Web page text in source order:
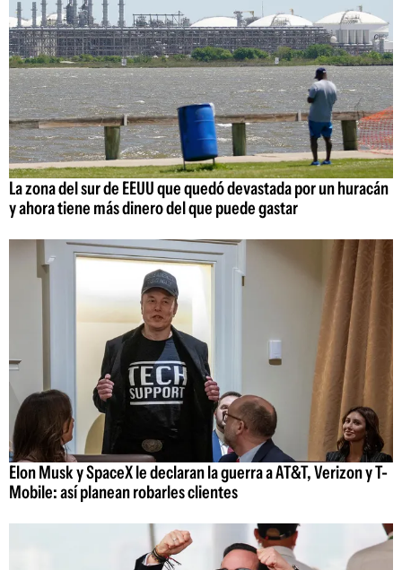
La zona del sur de EEUU que quedó devastada por un huracán
y ahora tiene más dinero del que puede gastar
Elon Musk y SpaceX le declaran la guerra a AT&T, Verizon y T-
Mobile: así planean robarles clientes